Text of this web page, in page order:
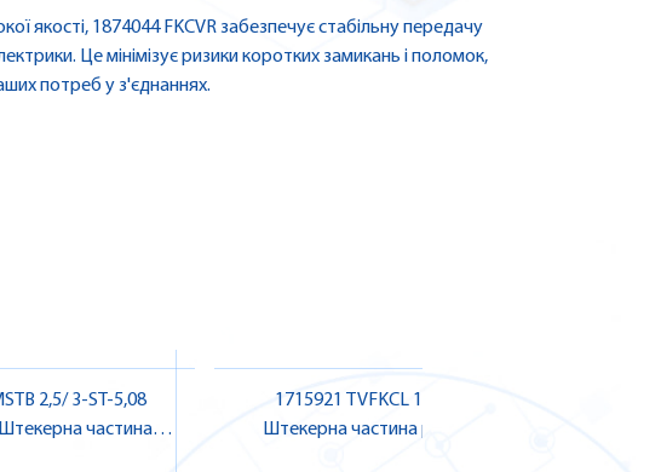
якості, 1874044 FKCVR забезпечує стабільну передачу
Це мінімізує ризики коротких замикань і поломок,
потреб у з'єднаннях.
2,5/ 3-ST-5,08
Штекерна частина
1715921 TVFKCL 1,5/ 2-ST
Штекерна частина роз'єму ,